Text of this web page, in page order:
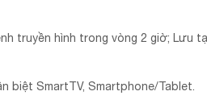
truyền hình trong vòng 2 giờ; Lưu
biệt SmartTV, Smartphone/Tablet.